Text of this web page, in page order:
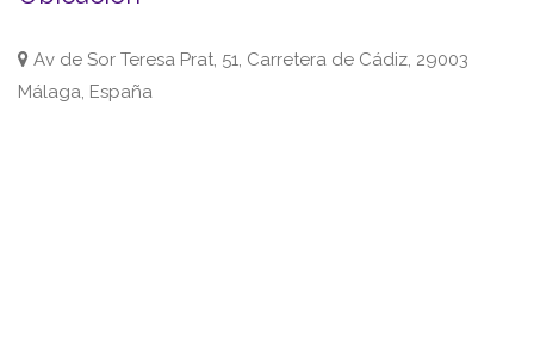
Av de Sor Teresa Prat, 51, Carretera de Cádiz, 29003
Málaga, España